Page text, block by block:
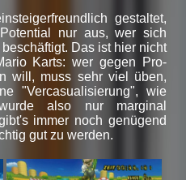
gestaltet,
nur aus, wer sich
Das ist hier nicht
Karts: wer gegen Pro-
will, muss sehr viel üben,
"Vercasualisierung", wie
also nur marginal
immer noch genügend
gut zu werden.